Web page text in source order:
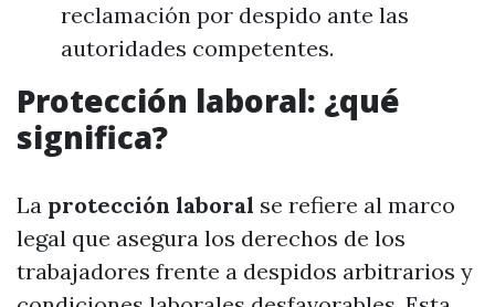
reclamación por despido ante las
autoridades competentes.
Protección laboral: ¿qué
significa?
La protección laboral se refiere al marco
legal que asegura los derechos de los
trabajadores frente a despidos arbitrarios y